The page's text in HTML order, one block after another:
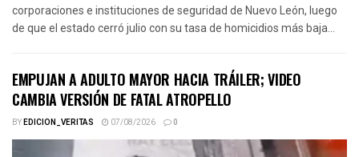
corporaciones e instituciones de seguridad de Nuevo León, luego
de que el estado cerró julio con su tasa de homicidios más baja...
EMPUJAN A ADULTO MAYOR HACIA TRÁILER; VIDEO
CAMBIA VERSIÓN DE FATAL ATROPELLO
BYEDICION_VERITAS 07/08/2026 0